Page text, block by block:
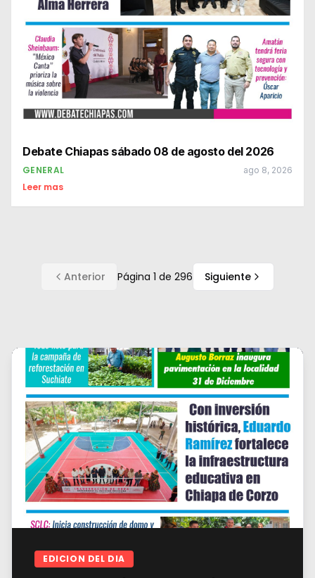
Debate Chiapas sábado 08 de agosto del 2026
GENERAL ago 8, 2026
Leer mas
Anterior Página 1 de 296 Siguiente
EDICION DEL DIA